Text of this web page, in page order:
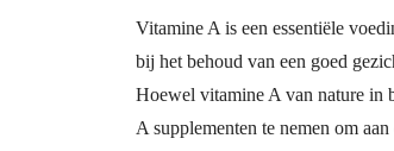
Vitamine A is een essentiële
bij het behoud van een goed
Hoewel vitamine A van nature in
A supplementen te nemen om